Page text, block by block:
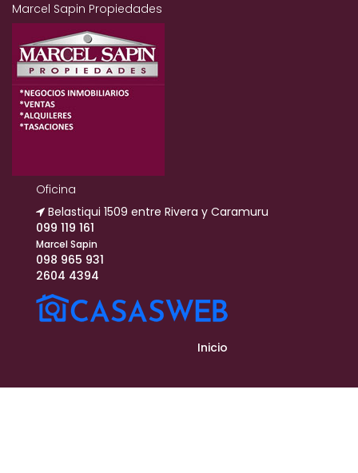
Marcel Sapin Propiedades
Oficina
Belastiqui 1509 entre Rivera y Caramuru
099 119 161
Marcel Sapin
098 965 931
2604 4394
Inicio